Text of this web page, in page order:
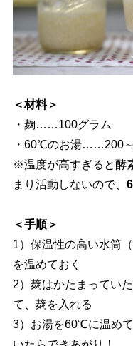
＜材料＞
・麹……100グラム
・60℃のお湯……200
※温度が高すぎると酵
まり活動しないので、
＜手順＞
1）保温性の高い水筒
を温めておく
2）麹はかたまってい
て、麹を入れる
3）お湯を60℃に温め